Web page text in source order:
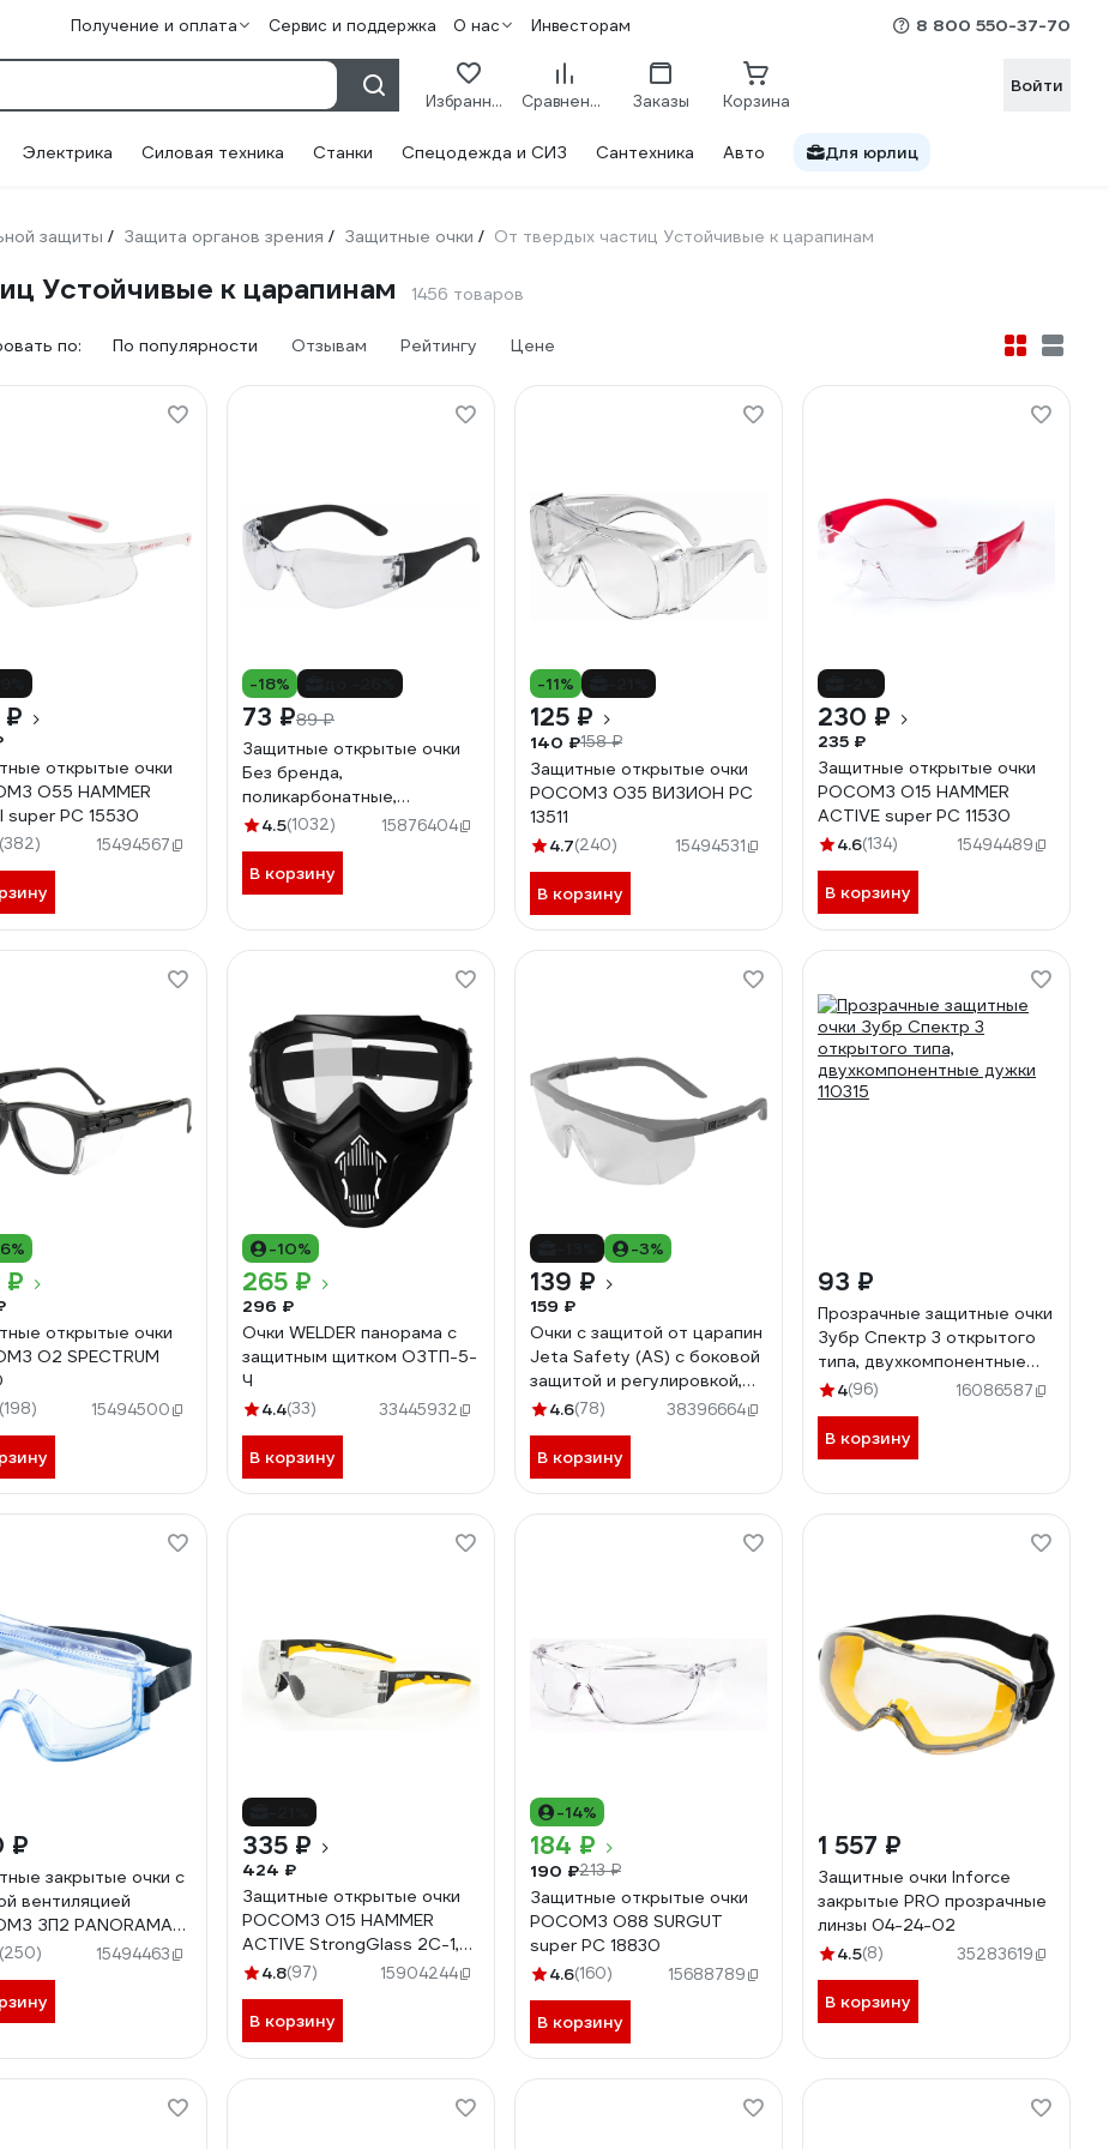
Получение и оплата Сервис и поддержка О нас Инвесторам 8 800 550-37-70
Избранное Сравнение Заказы Корзина
Войти
Электрика Силовая техника Станки Спецодежда и СИЗ Сантехника Авто Для юрлиц
защиты / Защита органов зрения / Защитные очки / От твердых частиц Устойчивые к царапинам
Устойчивые к царапинам 1456 товаров
по: По популярности Отзывам Рейтингу Цене
₽
открытые очки
О55 HAMMER
super PC 15530
(382) 15494567
-18%
73 ₽89 ₽
Защитные открытые очки
Без бренда,
поликарбонатные,
прозрачные ОЧК201 0-
4.5(1032) 15876404
В корзину
-11%
125 ₽
140 ₽158 ₽
Защитные открытые очки
РОСОМЗ О35 ВИЗИОН PC
13511
4.7(240) 15494531
В корзину
230 ₽
235 ₽
Защитные открытые очки
РОСОМЗ О15 HAMMER
ACTIVE super PC 11530
4.6(134) 15494489
В корзину
₽
открытые очки
О2 SPECTRUM
(198) 15494500
-10%
265 ₽
296 ₽
Очки WELDER панорама с
защитным щитком ОЗТП-5-
Ч
4.4(33) 33445932
В корзину
-3%
139 ₽
159 ₽
Очки с защитой от царапин
Jeta Safety (AS) с боковой
защитой и регулировкой,
открытые JSG-9901
4.6(78) 38396664
В корзину
93 ₽
Прозрачные защитные очки
Зубр Спектр 3 открытого
типа, двухкомпонентные
дужки 110315
4(96) 16086587
В корзину
₽
закрытые очки с
вентиляцией
ЗП2 PANORAMA
30130
(250) 15494463
335 ₽
424 ₽
Защитные открытые очки
РОСОМЗ О15 HAMMER
ACTIVE StrongGlass 2C-1,2
PC с мягким носоупором
4.8(97) 15904244
В корзину
-14%
184 ₽
190 ₽213 ₽
Защитные открытые очки
РОСОМЗ O88 SURGUT
super PC 18830
4.6(160) 15688789
В корзину
1 557 ₽
Защитные очки Inforce
закрытые PRO прозрачные
линзы 04-24-02
4.5(8) 35283619
В корзину